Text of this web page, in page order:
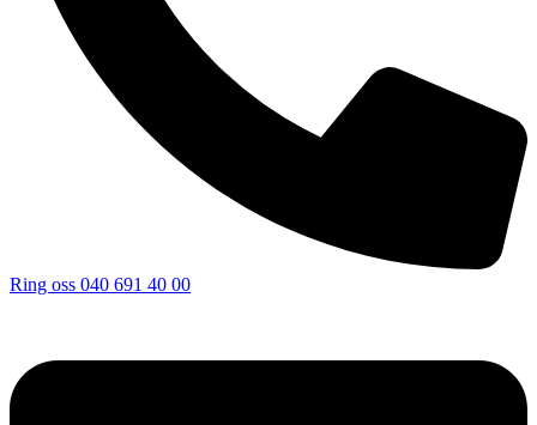
Ring oss 040 691 40 00